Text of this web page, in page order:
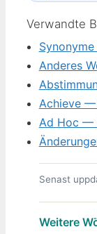
Verwandte
Anderes
Achieve —
Ad Hoc —
Senast
Weitere